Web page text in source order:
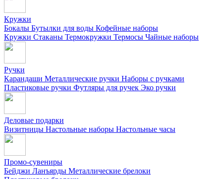
Кружки
Бокалы Бутылки для воды Кофейные наборы
Кружки Стаканы Термокружки Термосы Чайные наборы
Ручки
Карандаши Металлические ручки Наборы с ручками
Пластиковые ручки Футляры для ручек Эко ручки
Деловые подарки
Визитницы Настольные наборы Настольные часы
Промо-сувениры
Бейджи Ланъярды Металлические брелоки